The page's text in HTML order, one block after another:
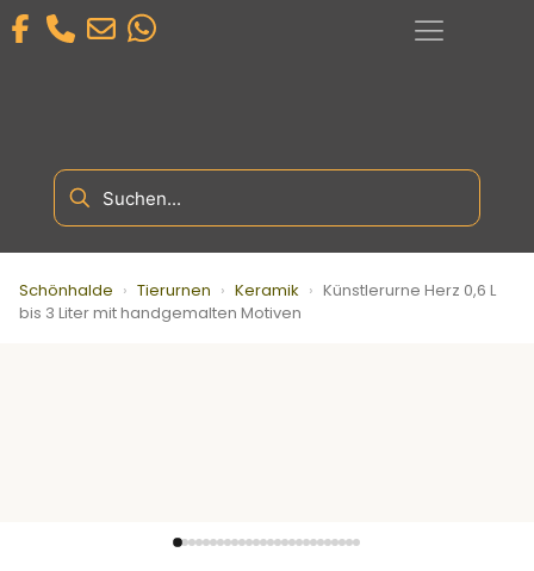
Schönhalde › Tierurnen › Keramik › Künstlerurne Herz 0,6 L
bis 3 Liter mit handgemalten Motiven